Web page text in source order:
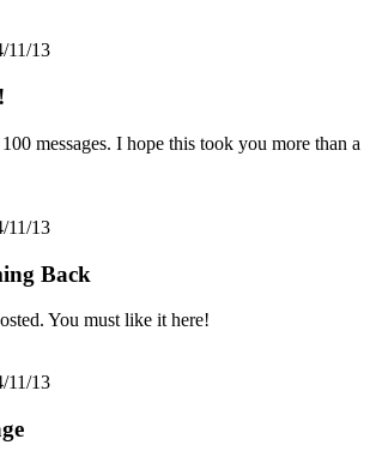
11/13
messages. I hope this took you more than a
11/13
Back
You must like it here!
11/13